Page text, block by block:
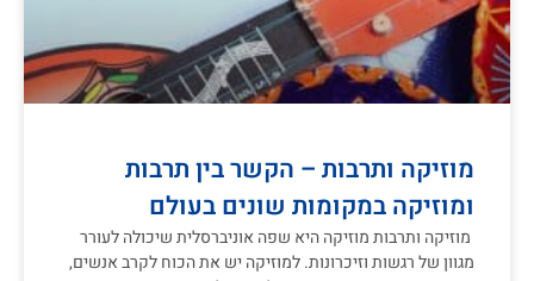
מוזיקה ותרבות – הקשר בין תרבות
ומוזיקה במקומות שונים בעולם
מוזיקה ותרבות מוזיקה היא שפה אוניברסלית שיכולה לעורר
מגוון של רגשות וזיכרונות. למוזיקה יש את הכוח לקרב אנשים,